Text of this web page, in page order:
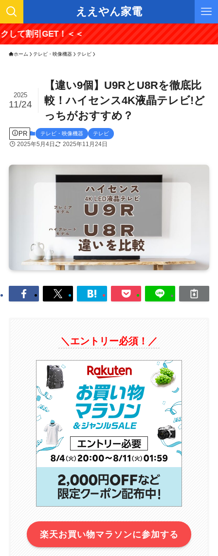
ええやん家電
！＜＜
ホーム テレビ・映像機器 テレビ
【違い9個】U9RとU8Rを徹底比
較！ハイセンス4K液晶テレビ!ど
っちがおすすめ？
2025
11/24
PR テレビ・映像機器 テレビ
2025年5月4日 2025年11月24日
＼エントリー必須！／
楽天お買い物マラソンに参加する